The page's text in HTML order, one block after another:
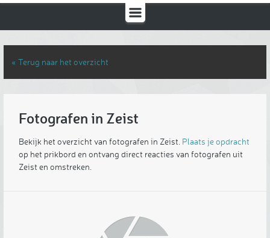
« Terug naar het overzicht
Fotografen in Zeist
Bekijk het overzicht van fotografen in Zeist. Plaats je opdracht
op het prikbord en ontvang direct reacties van fotografen uit
Zeist en omstreken.